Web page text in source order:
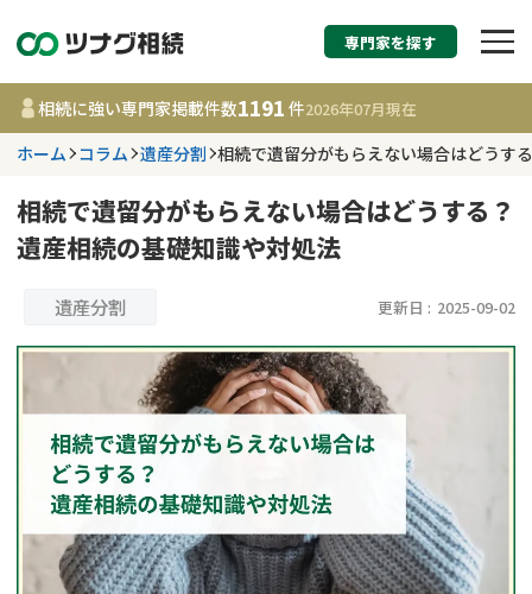
相続税申告・相続手
す
都道府県を選択
事務所
相談内容で探す
遺言書作成・遺言執行
相続登記
遺留分侵害額請求
費用相場
コラム
相続手続き
専門家を探す
相続に強い専門家掲載件数1191 件2026年07月現在
ホーム コラム 遺産分割 相続で遺留分がもらえない場合はどうす
相続で遺留分がもらえない場合はどうする？
遺産相続の基礎知識や対処法
遺産分割 更新日 : 2025-09-02